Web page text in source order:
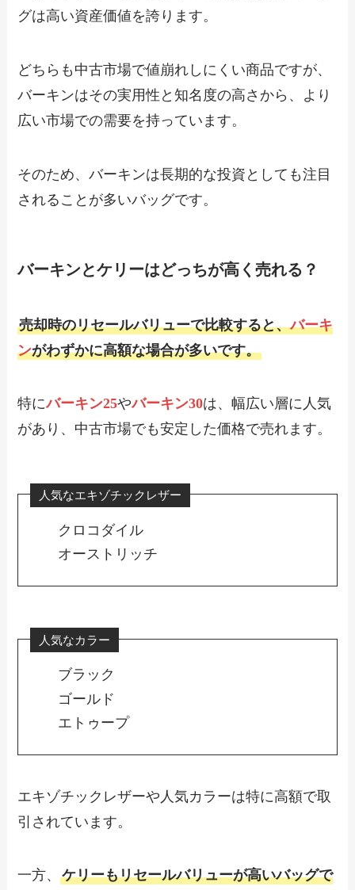
グは高い資産価値を誇ります。
どちらも中古市場で値崩れしにくい商品ですが、
バーキンはその実用性と知名度の高さから、より
広い市場での需要を持っています。
そのため、バーキンは長期的な投資としても注目
されることが多いバッグです。
バーキンとケリーはどっちが高く売れる？
売却時のリセールバリューで比較すると、バーキ
ンがわずかに高額な場合が多いです。
特にバーキン25やバーキン30は、幅広い層に人気
があり、中古市場でも安定した価格で売れます。
人気なエキゾチックレザー
クロコダイル
オーストリッチ
人気なカラー
ブラック
ゴールド
エトゥープ
エキゾチックレザーや人気カラーは特に高額で取
引されています。
一方、ケリーもリセールバリューが高いバッグで